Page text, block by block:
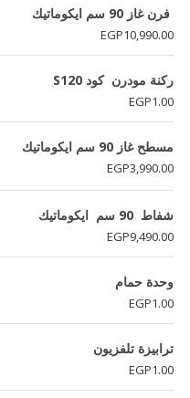
هو:
EGP6,330.00.
هو:
فرن غاز 90 سم ايكوماتيك
EGP10,990.00
ركنة مودرن كود S120
EGP1.00
مسطح غاز 90 سم ايكوماتيك
EGP3,990.00
شفاط 90 سم ايكوماتيك
EGP9,490.00
وحدة حمام
EGP1.00
ترابيزة تلفزيون
EGP1.00